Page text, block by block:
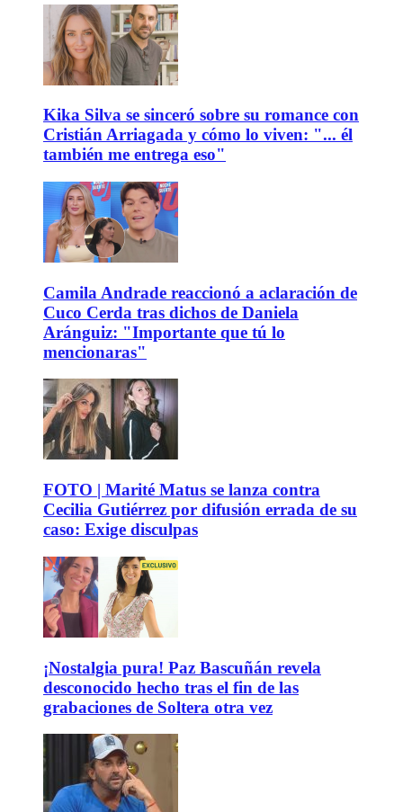
Kika Silva se sinceró sobre su romance con
Cristián Arriagada y cómo lo viven: "... él
también me entrega eso"
Camila Andrade reaccionó a aclaración de
Cuco Cerda tras dichos de Daniela
Aránguiz: "Importante que tú lo
mencionaras"
FOTO | Marité Matus se lanza contra
Cecilia Gutiérrez por difusión errada de su
caso: Exige disculpas
¡Nostalgia pura! Paz Bascuñán revela
desconocido hecho tras el fin de las
grabaciones de Soltera otra vez